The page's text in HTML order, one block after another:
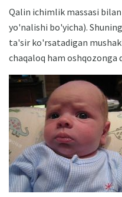
Qalin ichimlik massasi
yo'nalishi bo'yicha).
ta'sir ko'rsatadigan
chaqaloq ham oshqozonga